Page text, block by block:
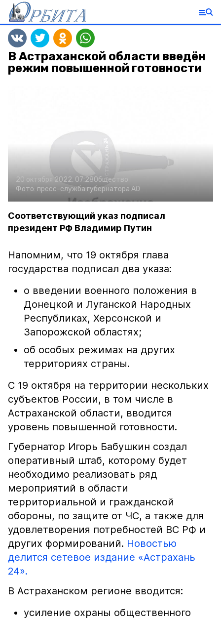
В Астраханской области введён
режим повышенной готовности
20 октября 2022, 07:28Общество
Фото: пресс-служба губернатора АО
Соответствующий указ подписал
президент РФ Владимир Путин
Напомним, что 19 октября глава
государства подписал два указа:
о введении военного положения в
Донецкой и Луганской Народных
Республиках, Херсонской и
Запорожской областях;
об особых режимах на других
территориях страны.
С 19 октября на территории нескольких
субъектов России, в том числе в
Астраханской области, вводится
уровень повышенной готовности.
Губернатор Игорь Бабушкин создал
оперативный штаб, которому будет
необходимо реализовать ряд
мероприятий в области
территориальной и гражданской
обороны, по защите от ЧС, а также для
удовлетворения потребностей ВС РФ и
других формирований. Новостью
делится сетевое издание «Астрахань
24».
В Астраханском регионе вводится:
усиление охраны общественного